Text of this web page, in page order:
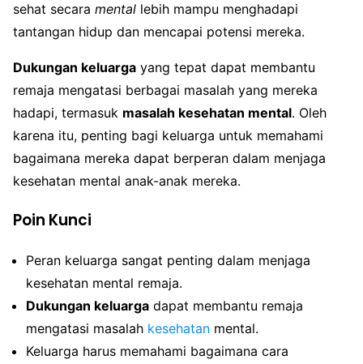
sehat secara mental lebih mampu menghadapi
tantangan hidup dan mencapai potensi mereka.
Dukungan keluarga yang tepat dapat membantu
remaja mengatasi berbagai masalah yang mereka
hadapi, termasuk masalah kesehatan mental. Oleh
karena itu, penting bagi keluarga untuk memahami
bagaimana mereka dapat berperan dalam menjaga
kesehatan mental anak-anak mereka.
Poin Kunci
Peran keluarga sangat penting dalam menjaga
kesehatan mental remaja.
Dukungan keluarga dapat membantu remaja
mengatasi masalah kesehatan mental.
Keluarga harus memahami bagaimana cara